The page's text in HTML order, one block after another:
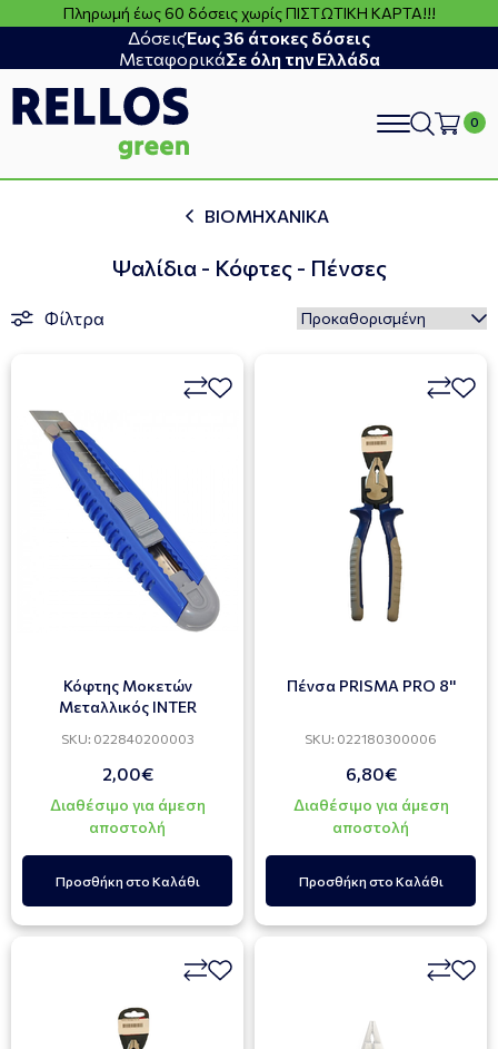
Πληρωμή έως 60 δόσεις χωρίς ΠΙΣΤΩΤΙΚΗ ΚΑΡΤΑ!!!
ΔόσειςΈως 36 άτοκες δόσεις
ΜεταφορικάΣε όλη την Ελλάδα
search
ΒΙΟΜΗΧΑΝΙΚΑ
Ψαλίδια - Κόφτες - Πένσες
Φίλτρα
Κόφτης Μοκετών
Μεταλλικός INTER
SKU: 022840200003
2,00€
Διαθέσιμο για άμεση
αποστολή
Προσθήκη στο Καλάθι
Πένσα PRISMA PRO 8''
SKU: 022180300006
6,80€
Διαθέσιμο για άμεση
αποστολή
Προσθήκη στο Καλάθι